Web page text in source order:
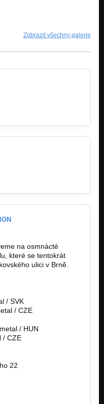
Zobrazit všechny galerie
na osmnácté
které se tentokrát
ulici v Brně.
/ SVK
/ CZE
/ HUN
/ CZE
22